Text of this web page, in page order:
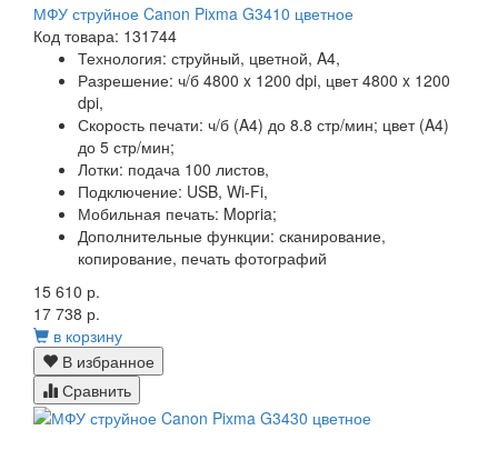
МФУ струйное Canon Pixma G3410 цветное
Код товара: 131744
Технология: струйный, цветной, A4,
Разрешение: ч/б 4800 x 1200 dpi, цвет 4800 x 1200
dpi,
Скорость печати: ч/б (A4) до 8.8 стр/мин; цвет (A4)
до 5 стр/мин;
Лотки: подача 100 листов,
Подключение: USB, Wi-Fi,
Мобильная печать: Mopria;
Дополнительные функции: сканирование,
копирование, печать фотографий
15 610 р.
17 738 р.
в корзину
В избранное
Сравнить